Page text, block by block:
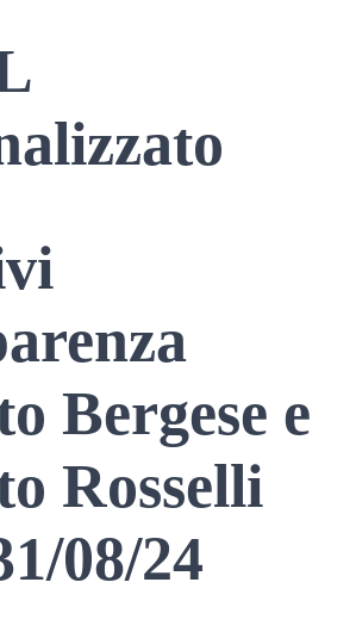
Bergese e
Rosselli
08/24